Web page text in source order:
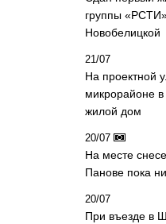
группы
Новобелицкой
21/07
На проектной
микрорайоне в
жилой дом
20/07
На месте
Панове пока
20/07
При въезде в